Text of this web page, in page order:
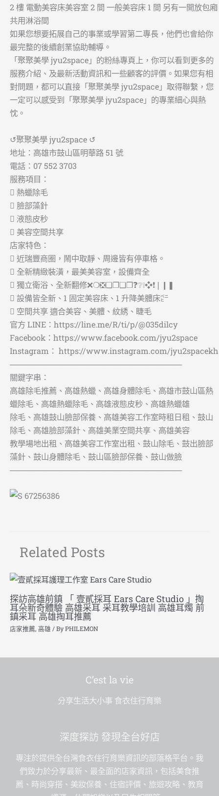
2 樓 電動美容床美容室 2 間 一般美容床 1 間 另有一開放包廂
共用淋浴間
如果您想要拓展自己的事業或學習第二專長，他們也會給你
最完整的後續創業協助輔導。
「聚聚美學 jyu2space」的粉絲專頁上，你可以看到更多的
服務介紹、及最新活動資訊和一些顧客的評價。如果您有相
對問題，都可以直接「聚聚美學 jyu2space」取得聯繫，您
一定可以感受到「聚聚美學 jyu2space」的專業細心與熱
忱。
↺聚聚美學 jyu2space ↺
地址：高雄市鼓山區明華路 51 號
電話：07 552 3703
服務項目：
 熱蠟除毛
 臉部藻針
 液態皮秒
 美容空間共享
店家特色：
 近瑞豐商圈，鬧中取靜、周邊皆有停車格。
 全新精緻裝潢，最美美容室，設備齊全
 獨立衛浴、全新翻修❌❍❎❏❐❑❒❓❔❕❖❗❘❙❚
 設備皆全新、1 固定美容床、1 升降美體床㌸
 空間共享 適合美容、美體、紋綉、睫毛
官方 LINE：https://line.me/R/ti/p/@035dilcy
Facebook：https://www.facebook.com/jyu2space
Instagram： https://www.instagram.com/jyu2spacekh
────────────────────────────────
關鍵字串：
高雄除毛推薦、高雄熱蠟、高雄身體除毛、高雄市鼓山區熱
蠟除毛、高雄熱蠟除毛、高雄液態皮秒、高雄熱蠟雄
除毛、高雄鼓山臉部保養、高雄美容工作室時租日租、鼓山
除毛、高雄臉部藻針、高雄美業空間共享、高雄美容
教學場地出租、高雄美容工作室出租、鼓山除毛、鼓出臉部
藻針、鼓山身體除毛、鼓山區臉部保養、鼓山做臉
────────────────────────────────
Related Posts
探訪高雄前鎮 「 壹貳採耳 Ears Care Studio 」掏
耳朵新奇體驗 高雄采耳 采耳教學培訓 高雄耳燭 前
鎮采耳 高雄掏耳推薦
店家推薦, 高雄 / ByPHILEMON
C’est la vie
分享生活大小事 食衣住行育樂
深度探訪 發現全台好店
專注於提供全台灣食衣住行育樂資訊的部落格平台。我
們致力於分享最新、最全面的店家資訊，包括美食推
薦、時尚穿搭、美妝保養、住宿評價、旅遊攻略、教育